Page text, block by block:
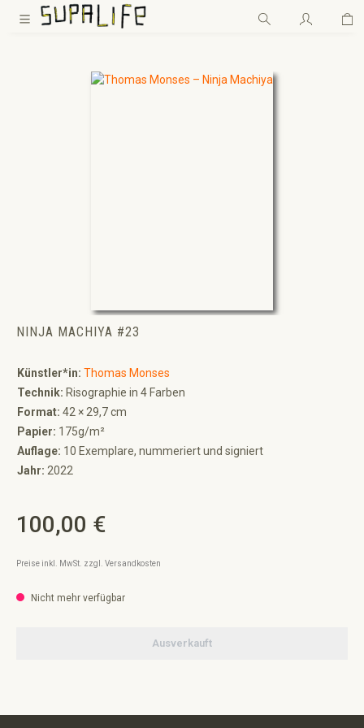
Zum Hauptinhalt springen
NINJA MACHIYA #23
Künstler*in: Thomas Monses
Technik: Risographie in 4 Farben
Format: 42 × 29,7 cm
Papier: 175g/m²
Auflage: 10 Exemplare, nummeriert und signiert
Jahr: 2022
Regulärer Preis:
100,00 €
Preise inkl. MwSt. zzgl. Versandkosten
Nicht mehr verfügbar
Ausverkauft